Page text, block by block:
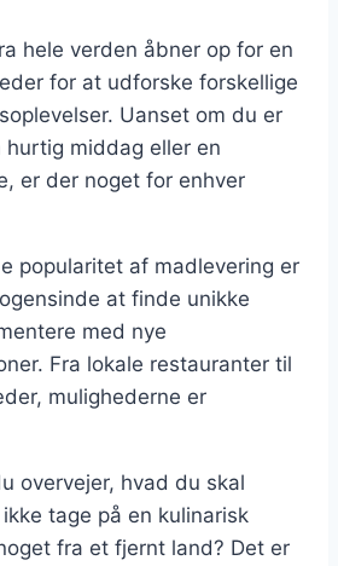
hele verden åbner op for en
for at udforske forskellige
Uanset om du er
middag eller en
er der noget for enhver
popularitet af madlevering er
at finde unikke
med nye
Fra lokale restauranter til
mulighederne er
overvejer, hvad du skal
tage på en kulinarisk
fra et fjernt land? Det er